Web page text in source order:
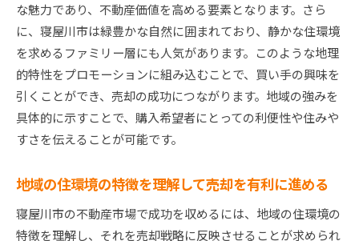
寝屋川市の自然環境を売却に活かすテクニック
地域イベントを活用した不動産プロモーション
地元の経済成長を反映した価格設定の必要性
不動産売却で寝屋川市の市場動向を読み解く
寝屋川市の不動産市場の現在のトレンドを分析
売却時期を見極めるための市場データ活用法
地域別の需要と供給バランスを理解する
価格交渉を有利に進める市場情報の活用法
将来の市場動向を予測するためのポイント
な魅力であり、不動産価値を高める要素となります。さら
に、寝屋川市は緑豊かな自然に囲まれており、静かな住環境
を求めるファミリー層にも人気があります。このような地理
的特性をプロモーションに組み込むことで、買い手の興味を
引くことができ、売却の成功につながります。地域の強みを
具体的に示すことで、購入希望者にとっての利便性や住みや
すさを伝えることが可能です。
地域の住環境の特徴を理解して売却を有利に進める
寝屋川市の不動産市場で成功を収めるには、地域の住環境の
特徴を理解し、それを売却戦略に反映させることが求められ